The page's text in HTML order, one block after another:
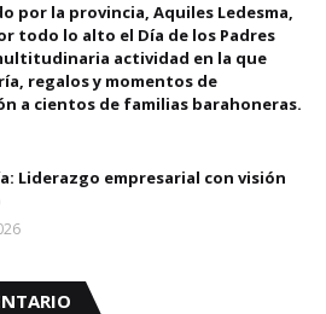
por la provincia, Aquiles Ledesma,
todo lo alto el Día de los Padres
actividad en la que
regalos y momentos de
a cientos de familias barahoneras.
Liderazgo empresarial con visión